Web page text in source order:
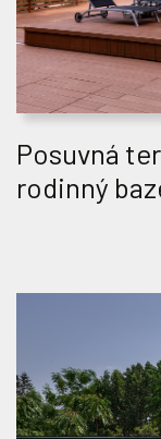
Posuvná
rodinný